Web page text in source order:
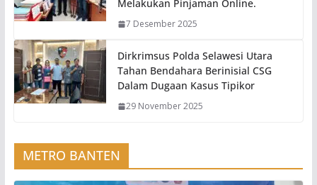
Melakukan Pinjaman Online.
7 Desember 2025
Dirkrimsus Polda Selawesi Utara
Tahan Bendahara Berinisial CSG
Dalam Dugaan Kasus Tipikor
29 November 2025
METRO BANTEN